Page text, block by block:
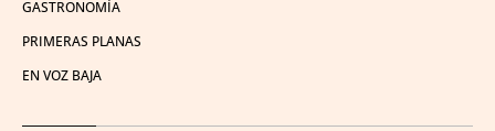
GASTRONOMÍA
PRIMERAS PLANAS
EN VOZ BAJA